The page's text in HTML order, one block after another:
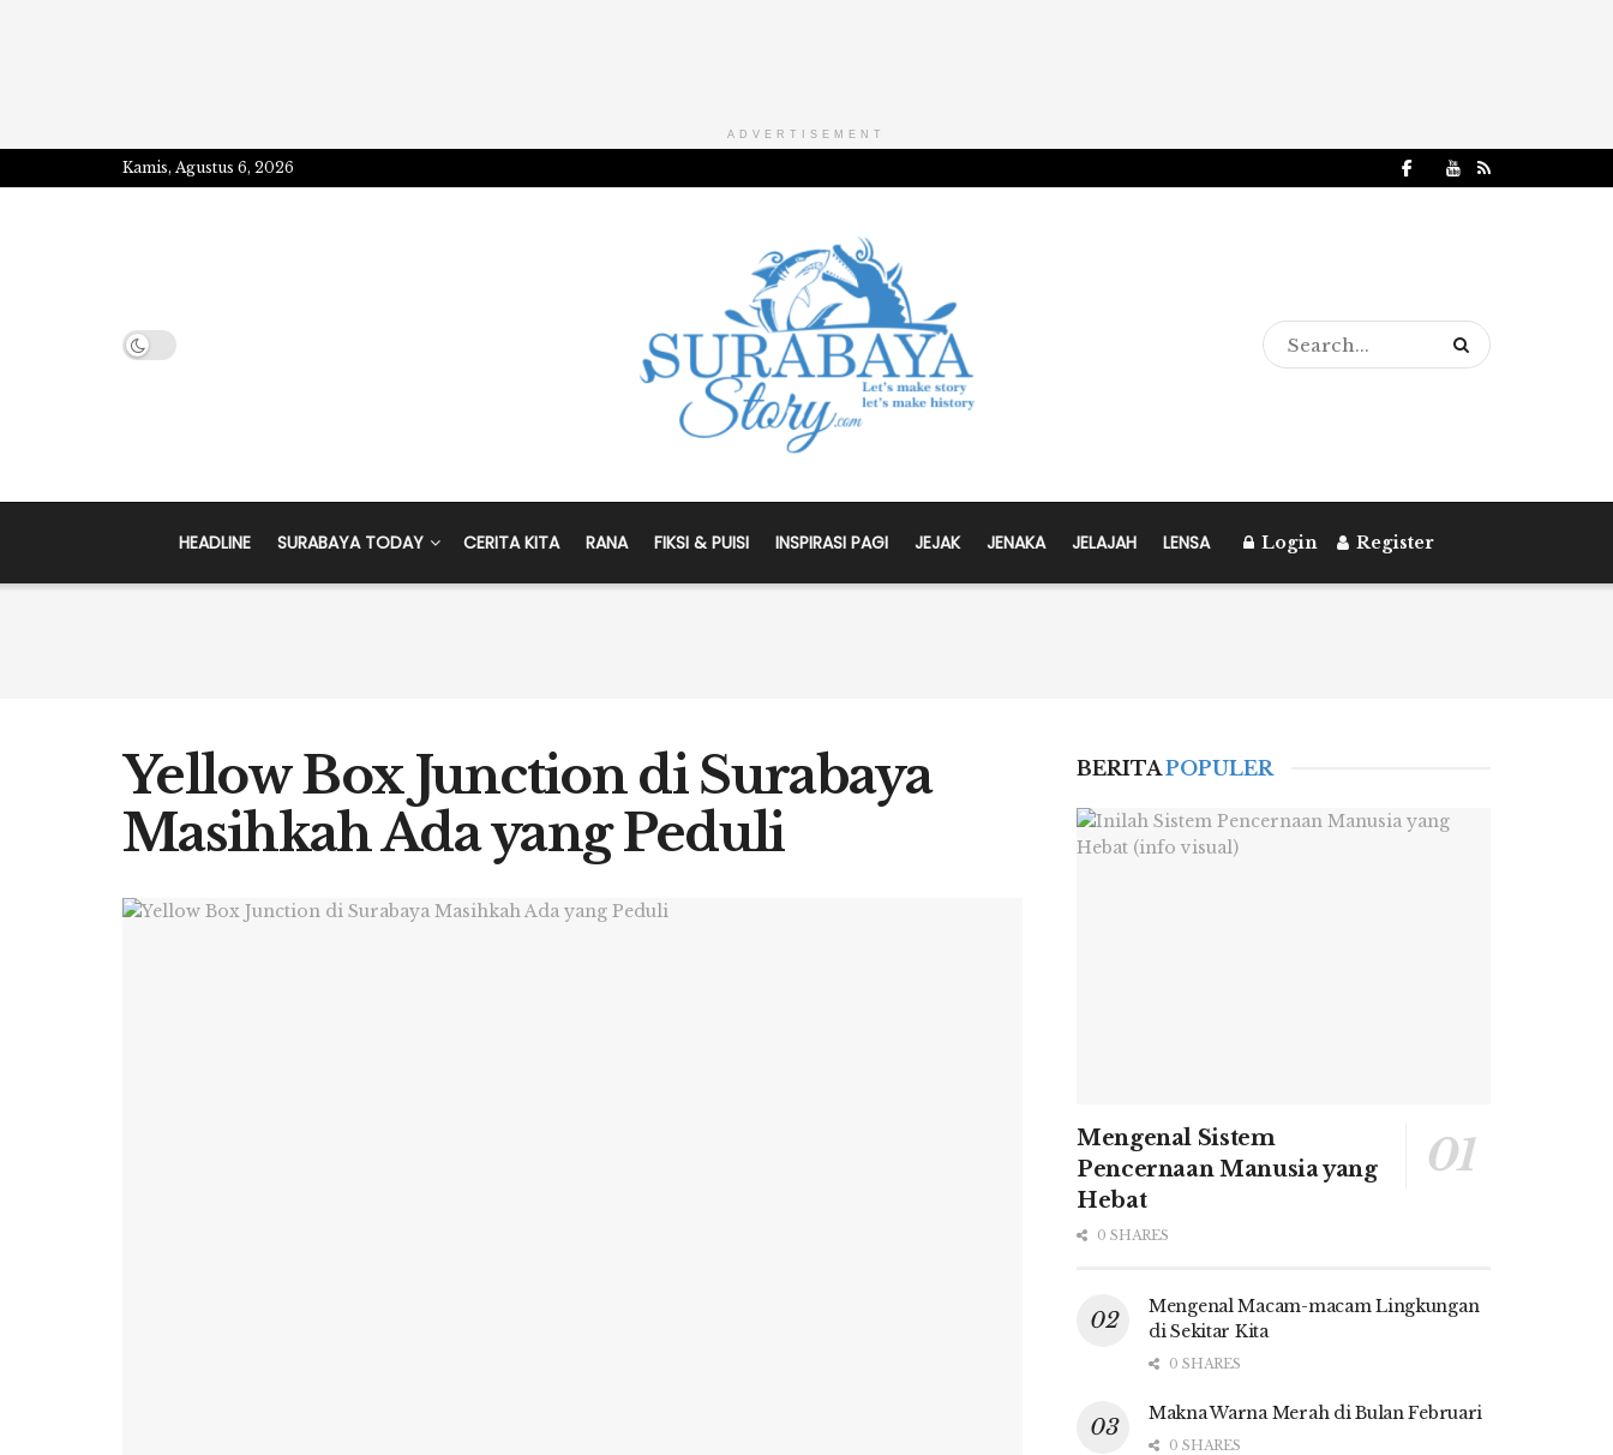
ADVERTISEMENT
Kamis, Agustus 6, 2026
HEADLINE SURABAYA TODAY CERITA KITA RANA FIKSI & PUISI INSPIRASI PAGI JEJAK JENAKA JELAJAH LENSA Login Register
Yellow Box Junction di Surabaya
Masihkah Ada yang Peduli
BERITAPOPULER
Mengenal Sistem
Pencernaan Manusia yang
Hebat
0 SHARES
Mengenal Macam-macam Lingkungan
di Sekitar Kita
0 SHARES
Makna Warna Merah di Bulan Februari
0 SHARES